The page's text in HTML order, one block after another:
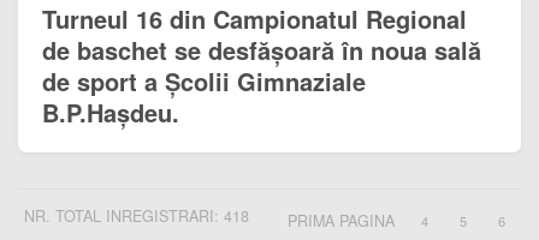
Turneul 16 din Campionatul Regional
de baschet se desfășoară în noua sală
de sport a Școlii Gimnaziale
B.P.Hașdeu.
NR. TOTAL INREGISTRARI: 418 PRIMA PAGINA 4 5
6